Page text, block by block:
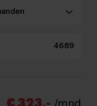
€ 323,- /mnd